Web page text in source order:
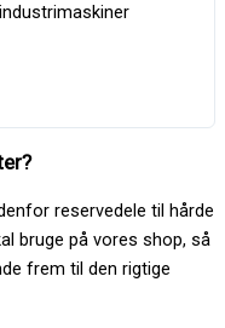
reservedele til hårde
bruge på vores shop, så
frem til den rigtige